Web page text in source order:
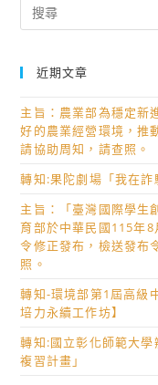
for:
近期文章
主旨：農業部為穩定新
好的農業經營環境，推
請協助周知，請查照。
轉知:果陀劇場「我在
主旨：「臺灣國際學生
育部於中華民國115年
令修正發布，檢送發布
照。
轉知-環境部第1屆高級
培力永續工作坊】
轉知:國立彰化師範大
複習計畫」